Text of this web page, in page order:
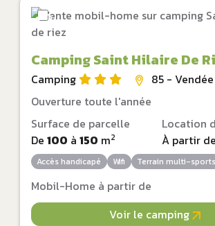
Camping Saint Hilaire De
Camping
85 -
Ouverture toute l'année
Surface de parcelle
De 100 à 150 m2
Location
À partir de
Accès handicapé Wifi Terrain multi-sports
Mobil-Home à partir de
Voir le camping